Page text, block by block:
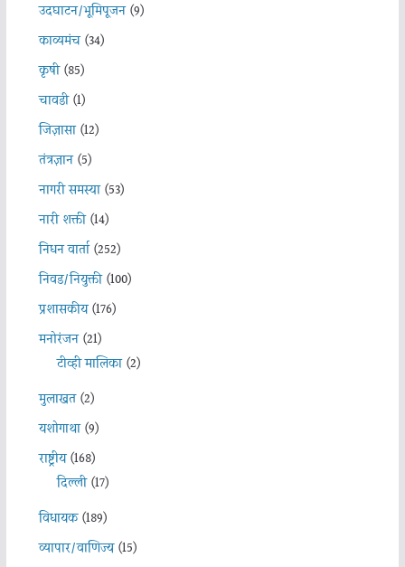
उदघाटन/भूमिपूजन(9)
काव्यमंच(34)
कृषी(85)
चावडी(1)
जिज्ञासा(12)
तंत्रज्ञान(5)
नागरी समस्या(53)
नारी शक्ती(14)
निधन वार्ता(252)
निवड/नियुक्ती(100)
प्रशासकीय(176)
मनोरंजन(21)
टीव्ही मालिका(2)
मुलाखत(2)
यशोगाथा(9)
राष्ट्रीय(168)
दिल्ली(17)
विधायक(189)
व्यापार/वाणिज्य(15)